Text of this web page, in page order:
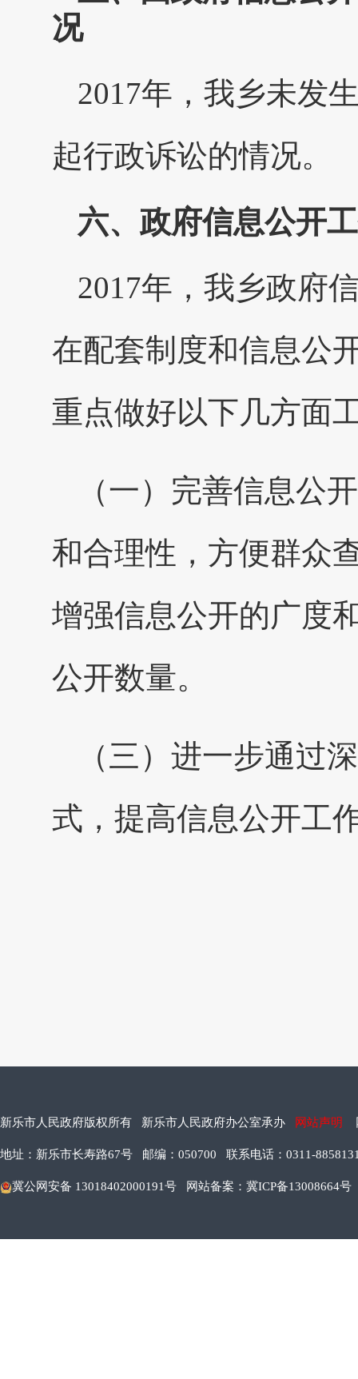
况
2017年，我乡未发
起行政诉讼的情况。
六、政府信息公开
2017年，我乡政府
在配套制度和信息公
重点做好以下几方面
（一）完善信息公
和合理性，方便群众
增强信息公开的广度
公开数量。
（三）进一步通过
式，提高信息公开工